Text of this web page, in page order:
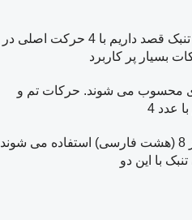
در قسمت چهارم آموزش رایگان تنبک قصد داریم با 4 حرکت اصلی در
بسیار پر کاربرد
محسوب می شوند. حرکات تم و
عدد 4
( شبیه چهار فارسی) و برای بک از 8 (هشت فارسی) استفاده می شوند
با این دو